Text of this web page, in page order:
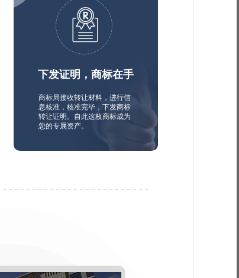
下发证明，商标在手
商标局接收转让材料，进行信
息核准，核准完毕，下发商标
转让证明。自此这枚商标成为
您的专属资产。